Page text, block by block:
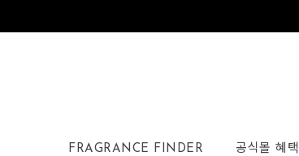
FRAGRANCE FINDER 공식몰 혜택